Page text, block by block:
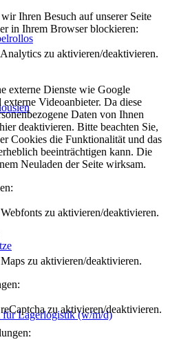
für Lagerlogistik (w/m/d)
Ihren Besuch auf unserer Seite
in Ihrem Browser blockieren:
zu aktivieren/deaktivieren.
externe Dienste wie Google
Videoanbieter. Da diese
Daten von Ihnen
deaktivieren. Bitte beachten Sie,
Cookies die Funktionalität und das
beeinträchtigen kann. Die
Neuladen der Seite wirksam.
zu aktivieren/deaktivieren.
zu aktivieren/deaktivieren.
zu aktivieren/deaktivieren.